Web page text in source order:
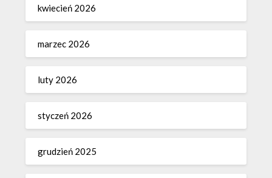
kwiecień 2026
marzec 2026
luty 2026
styczeń 2026
grudzień 2025